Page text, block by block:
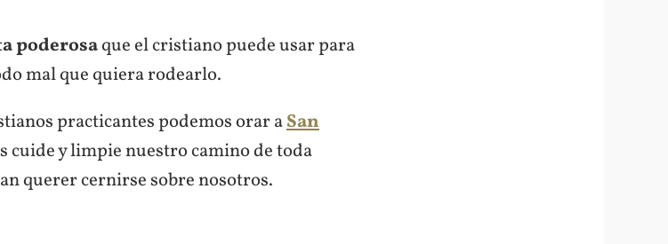
poderosaque el cristiano puede usar para
mal que quiera rodearlo.
practicantes podemos orar aSan
cuide y limpie nuestro camino de toda
querer cernirse sobre nosotros.